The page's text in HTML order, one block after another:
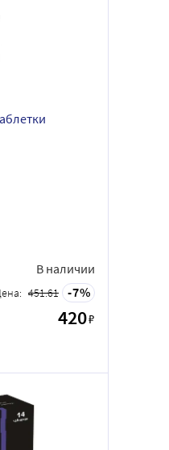
В наличии
451.61 7
420₽